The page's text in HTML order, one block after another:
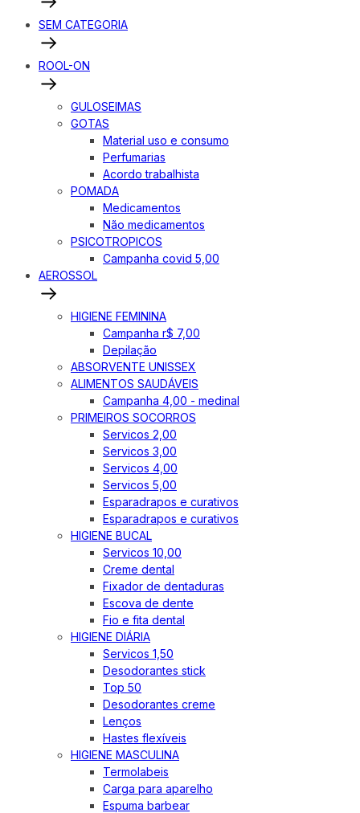
SEM CATEGORIA
ROOL-ON
GULOSEIMAS
GOTAS
Material uso e consumo
Perfumarias
Acordo trabalhista
POMADA
Medicamentos
Não medicamentos
PSICOTROPICOS
Campanha covid 5,00
AEROSSOL
HIGIENE FEMININA
Campanha r$ 7,00
Depilação
ABSORVENTE UNISSEX
ALIMENTOS SAUDÁVEIS
Campanha 4,00 - medinal
PRIMEIROS SOCORROS
Servicos 2,00
Servicos 3,00
Servicos 4,00
Servicos 5,00
Esparadrapos e curativos
Esparadrapos e curativos
HIGIENE BUCAL
Servicos 10,00
Creme dental
Fixador de dentaduras
Escova de dente
Fio e fita dental
HIGIENE DIÁRIA
Servicos 1,50
Desodorantes stick
Top 50
Desodorantes creme
Lenços
Hastes flexíveis
HIGIENE MASCULINA
Termolabeis
Carga para aparelho
Espuma barbear